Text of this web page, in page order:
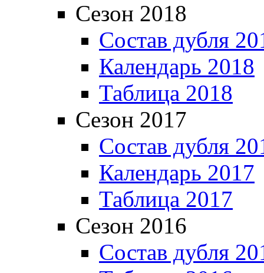
Сезон 2018
Состав дубля
Календарь 2018
Таблица 2018
Сезон 2017
Состав дубля
Календарь 2017
Таблица 2017
Сезон 2016
Состав дубля